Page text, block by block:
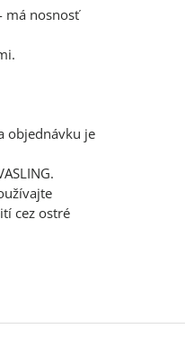
má nosnosť
objednávku je
cez ostré